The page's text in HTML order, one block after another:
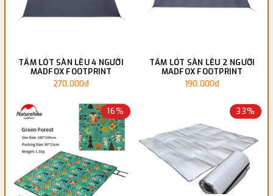
TẤM LÓT SÀN LỀU 4 NGƯỜI
MADFOX FOOTPRINT
270.000₫
TẤM LÓT SÀN LỀU 2 NGƯỜI
MADFOX FOOTPRINT
190.000₫
16% 33%